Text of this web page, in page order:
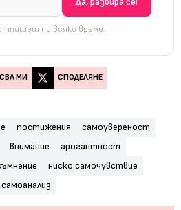
по всяко време.
МИ СПОДЕЛЯНЕ
постижения
самоувереност
внимание
арогантност
ниско самочувствие
самоанализ